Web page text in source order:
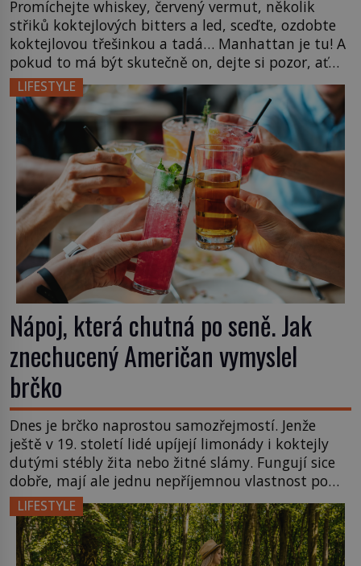
Promíchejte whiskey, červený vermut, několik
střiků koktejlových bitters a led, sceďte, ozdobte
koktejlovou třešinkou a tadá… Manhattan je tu! A
pokud to má být skutečně on, dejte si pozor, ať
místo klasické americké rye whiskey či klidně
bourbonu nepoužijete skotskou whisku. Co se
stane? Inu, koktejl bude stále skvělý, ale už to
nebude Manhattan ale […]
LIFESTYLE
Nápoj, která chutná po seně. Jak
znechucený Američan vymyslel
brčko
Dnes je brčko naprostou samozřejmostí. Jenže
ještě v 19. století lidé upíjejí limonády i koktejly
dutými stébly žita nebo žitné slámy. Fungují sice
dobře, mají ale jednu nepříjemnou vlastnost po
chvíli se rozmáčejí a nápoji dodávají travnatou
příchuť. Právě tahle drobná nepříjemnost přivede
amerického výrobce cigaretových náustků k
nápadu, který změní způsob pití po celém […]
LIFESTYLE